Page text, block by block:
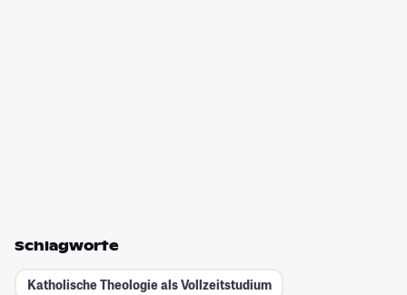
Schlagworte
Katholische Theologie als Vollzeitstudium